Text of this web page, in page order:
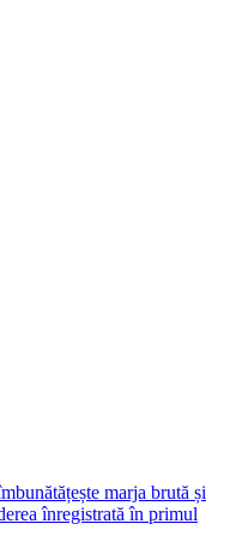
marja brută și
înregistrată în primul